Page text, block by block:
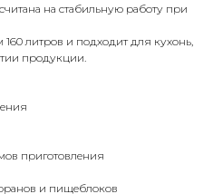
на стабильную работу при
литров и подходит для кухонь,
продукции.
приготовления
и пищеблоков